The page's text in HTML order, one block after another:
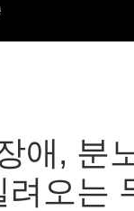
애, 분
오는